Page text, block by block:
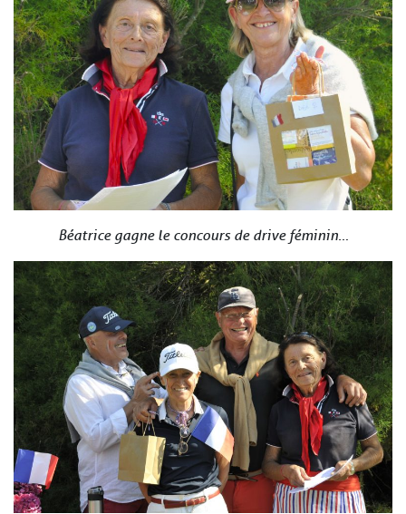
Béatrice gagne le concours de drive féminin…